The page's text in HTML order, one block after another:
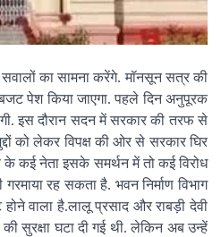
का सामना करेंगे. मॉनसून सत्र की
पेश किया जाएगा. पहले दिन अनुपूरक
इस दौरान सदन में सरकार की तरफ से
को लेकर विपक्ष की ओर से सरकार घिर
के कई नेता इसके समर्थन में तो कई विरोध
रह सकता है. भवन निर्माण विभाग
वाला है.लालू प्रसाद और राबड़ी देवी
सुरक्षा घटा दी गई थी. लेकिन अब उन्हें